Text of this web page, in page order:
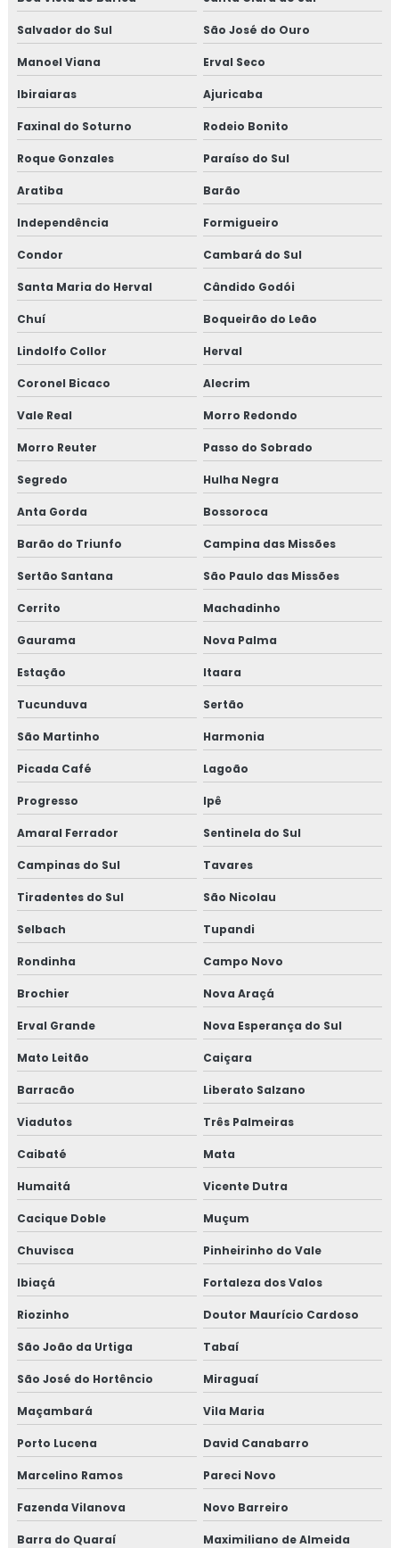
Salvador do Sul São José do Ouro
Manoel Viana Erval Seco
Ibiraiaras Ajuricaba
Faxinal do Soturno Rodeio Bonito
Roque Gonzales Paraíso do Sul
Aratiba Barão
Independência Formigueiro
Condor Cambará do Sul
Santa Maria do Herval Cândido Godói
Chuí Boqueirão do Leão
Lindolfo Collor Herval
Coronel Bicaco Alecrim
Vale Real Morro Redondo
Morro Reuter Passo do Sobrado
Segredo Hulha Negra
Anta Gorda Bossoroca
Barão do Triunfo Campina das Missões
Sertão Santana São Paulo das Missões
Cerrito Machadinho
Gaurama Nova Palma
Estação Itaara
Tucunduva Sertão
São Martinho Harmonia
Picada Café Lagoão
Progresso Ipê
Amaral Ferrador Sentinela do Sul
Campinas do Sul Tavares
Tiradentes do Sul São Nicolau
Selbach Tupandi
Rondinha Campo Novo
Brochier Nova Araçá
Erval Grande Nova Esperança do Sul
Mato Leitão Caiçara
Barracão Liberato Salzano
Viadutos Três Palmeiras
Caibaté Mata
Humaitá Vicente Dutra
Cacique Doble Muçum
Chuvisca Pinheirinho do Vale
Ibiaçá Fortaleza dos Valos
Riozinho Doutor Maurício Cardoso
São João da Urtiga Tabaí
São José do Hortêncio Miraguaí
Maçambará Vila Maria
Porto Lucena David Canabarro
Marcelino Ramos Pareci Novo
Fazenda Vilanova Novo Barreiro
Barra do Quaraí Maximiliano de Almeida